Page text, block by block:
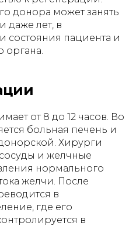
донора может занять
даже лет, в
состояния пациента и
органа.
от 8 до 12 часов. Во
больная печень и
Хирурги
и желчные
нормального
желчи. После
в
где его
в